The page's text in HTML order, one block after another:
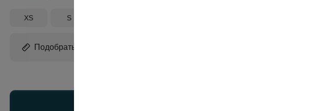
XS S
Подобрать размер